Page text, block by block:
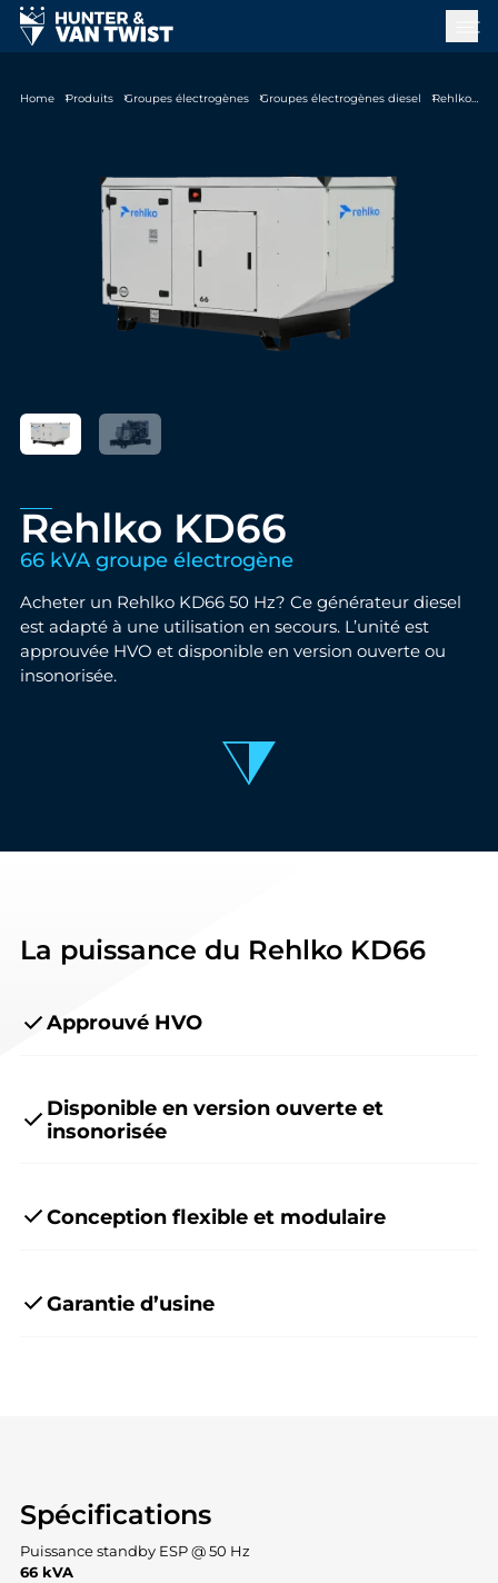
Home Produits Groupes électrogènes Groupes électrogènes diesel Rehlko KD66
Rehlko KD66
66 kVA groupe électrogène
Acheter un Rehlko KD66 50 Hz? Ce générateur diesel
est adapté à une utilisation en secours. L’unité est
approuvée HVO et disponible en version ouverte ou
insonorisée.
La puissance du Rehlko KD66
Approuvé HVO
Disponible en version ouverte et
insonorisée
Conception flexible et modulaire
Garantie d’usine
Spécifications
Puissance standby ESP @ 50 Hz
66 kVA